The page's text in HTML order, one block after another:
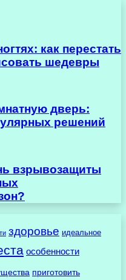
как перестать
шедевры
дверь:
решений
взрывозащиты
здоровье идеальное
особенности
приготовить